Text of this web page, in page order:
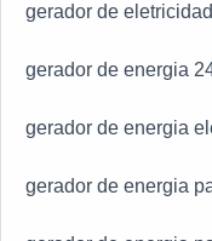
gerador de
gerador de energia
gerador de energia
gerador de energia